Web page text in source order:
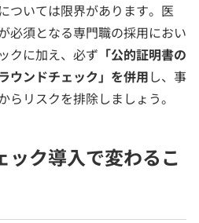
ついては限界があります。医
必須となる専門職の採用におい
クに加え、必ず 「公的証明書の
ウンドチェック」を併用し、事
らリスクを排除しましょう。
ック導入で変わるこ